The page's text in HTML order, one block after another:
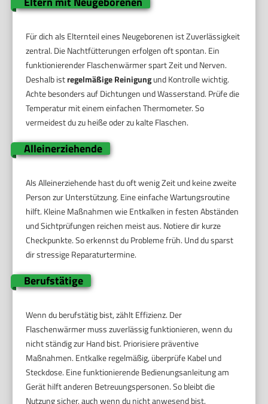
Für dich als Elternteil eines Neugeborenen ist Zuverlässigkeit
zentral. Die Nachtfütterungen erfolgen oft spontan. Ein
funktionierender Flaschenwärmer spart Zeit und Nerven.
Deshalb istregelmäßige Reinigungund Kontrolle wichtig.
Achte besonders auf Dichtungen und Wasserstand. Prüfe die
Temperatur mit einem einfachen Thermometer. So
vermeidest du zu heiße oder zu kalte Flaschen.
Alleinerziehende
Als Alleinerziehende hast du oft wenig Zeit und keine zweite
Person zur Unterstützung. Eine einfache Wartungsroutine
hilft. Kleine Maßnahmen wie Entkalken in festen Abständen
und Sichtprüfungen reichen meist aus. Notiere dir kurze
Checkpunkte. So erkennst du Probleme früh. Und du sparst
dir stressige Reparaturtermine.
Berufstätige
Wenn du berufstätig bist, zählt Effizienz. Der
Flaschenwärmer muss zuverlässig funktionieren, wenn du
nicht ständig zur Hand bist. Priorisiere präventive
Maßnahmen. Entkalke regelmäßig, überprüfe Kabel und
Steckdose. Eine funktionierende Bedienungsanleitung am
Gerät hilft anderen Betreuungspersonen. So bleibt die
Nutzung sicher, auch wenn du nicht anwesend bist.